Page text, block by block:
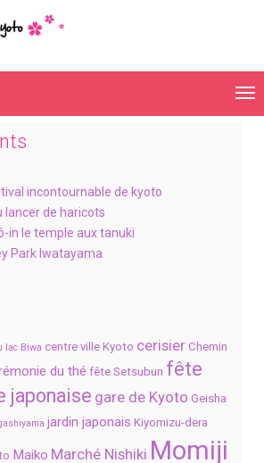
incontournable de kyoto
lancer de haricots
in le temple aux tanuki
Park Iwatayama
lac Biwa centre ville Kyoto cerisier Chemin
du thé fête Setsubun fête
japonaise gare de Kyoto Geisha
jardin japonais Kiyomizu-dera
Maiko Marché Nishiki Momiji